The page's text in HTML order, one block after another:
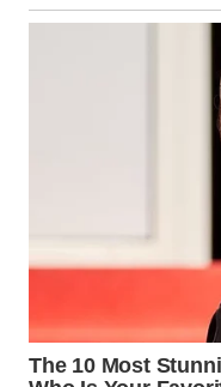
WN
WN